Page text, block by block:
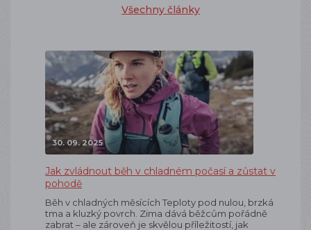
Všechny články
30. 09. 2025
Jak zvládnout běh v chladném počasí a zůstat v
pohodě
Běh v chladných měsících Teploty pod nulou, brzká
tma a kluzký povrch. Zima dává běžcům pořádně
zabrat – ale zároveň je skvělou příležitostí, jak